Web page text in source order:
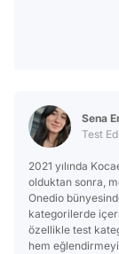
Sena
Test
2021 yılında
olduktan sonra,
Onedio
kategorilerde
özellikle test
hem